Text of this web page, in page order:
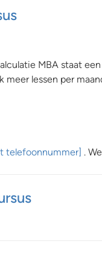
MBA staat
meer lessen per
telefoonnummer] .